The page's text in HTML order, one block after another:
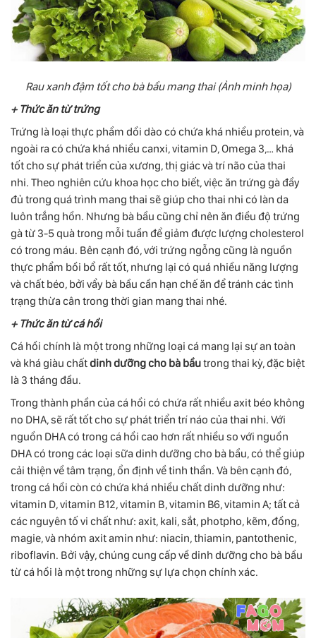
Rau xanh đậm tốt cho bà bầu mang thai (Ảnh minh họa)
+ Thức ăn từ trứng
Trứng là loại thực phầm dồi dào có chứa khá nhiều protein, và
ngoài ra có chứa khá nhiều canxi, vitamin D, Omega 3,… khá
tốt cho sự phát triển của xương, thị giác và trí não của thai
nhi. Theo nghiên cứu khoa học cho biết, việc ăn trứng gà đầy
đủ trong quá trình mang thai sẽ giúp cho thai nhi có làn da
luôn trắng hồn. Nhưng bà bầu cũng chỉ nên ăn điều độ trứng
gà từ 3-5 quà trong mỗi tuần để giảm được lượng cholesterol
có trong máu. Bên cạnh đó, với trứng ngỗng cũng là nguồn
thực phẩm bồi bổ rất tốt, nhưng lại có quá nhiều năng lượng
và chất béo, bởi vẩy bà bầu cần hạn chế ăn để tránh các tình
trạng thừa cân trong thời gian mang thai nhé.
+ Thức ăn từ cá hồi
Cá hồi chính là một trong những loại cá mang lại sự an toàn
và khá giàu chấtdinh dưỡng cho bà bầutrong thai kỳ, đặc biệt
là 3 tháng đầu.
Trong thành phần của cá hồi có chứa rất nhiều axit béo không
no DHA, sẽ rất tốt cho sự phát triển trí náo của thai nhi. Với
nguồn DHA có trong cá hồi cao hơn rất nhiều so với nguồn
DHA có trong các loại sữa dinh dưỡng cho bà bầu, có thể giúp
cải thiện về tâm trạng, ổn định về tinh thần. Và bên cạnh đó,
trong cá hồi còn có chứa khá nhiều chất dinh dưỡng như:
vitamin D, vitamin B12, vitamin B, vitamin B6, vitamin A; tất cả
các nguyên tố vi chất như: axit, kali, sắt, photpho, kẽm, đồng,
magie, và nhóm axit amin như: niacin, thiamin, pantothenic,
riboflavin. Bởi vậy, chúng cung cấp về dinh dưỡng cho bà bầu
từ cá hồi là một trong những sự lựa chọn chính xác.